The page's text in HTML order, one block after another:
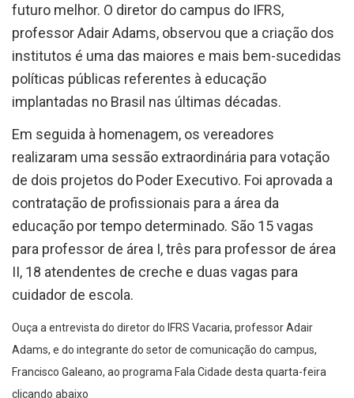
futuro melhor. O diretor do campus do IFRS,
professor Adair Adams, observou que a criação dos
institutos é uma das maiores e mais bem-sucedidas
políticas públicas referentes à educação
implantadas no Brasil nas últimas décadas.
Em seguida à homenagem, os vereadores
realizaram uma sessão extraordinária para votação
de dois projetos do Poder Executivo. Foi aprovada a
contratação de profissionais para a área da
educação por tempo determinado. São 15 vagas
para professor de área I, três para professor de área
II, 18 atendentes de creche e duas vagas para
cuidador de escola.
Ouça a entrevista do diretor do IFRS Vacaria, professor Adair
Adams, e do integrante do setor de comunicação do campus,
Francisco Galeano, ao programa Fala Cidade desta quarta-feira
clicando abaixo